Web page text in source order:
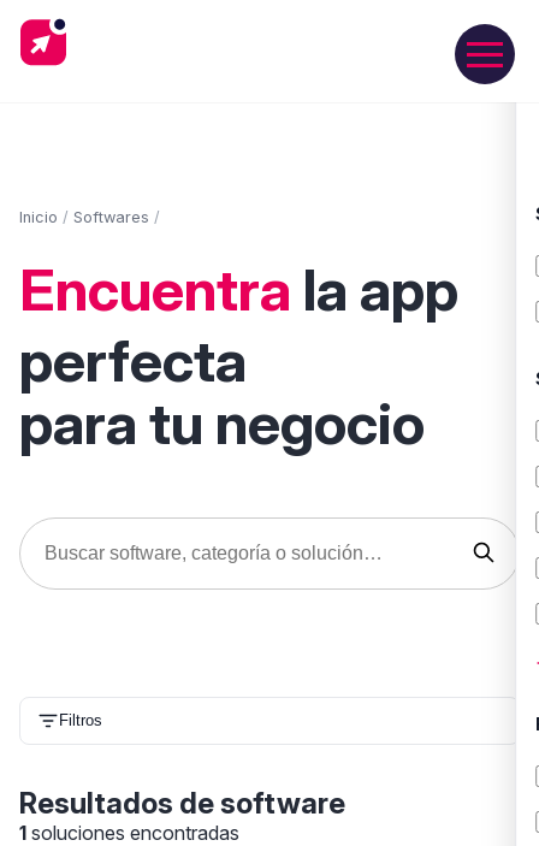
Inicio / Softwares /
Encuentra la app
perfecta
para tu negocio
Filtros
Resultados de software
1 soluciones encontradas